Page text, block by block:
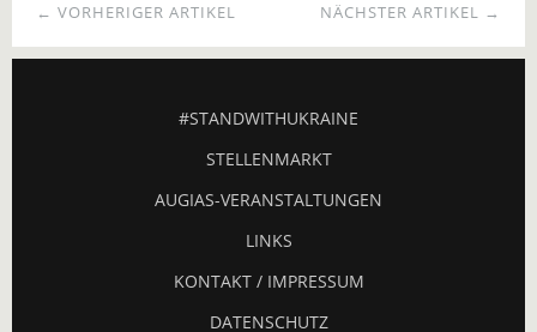
NÄCHSTER ARTIKEL →
← VORHERIGER ARTIKEL
#STANDWITHUKRAINE
STELLENMARKT
AUGIAS-VERANSTALTUNGEN
LINKS
KONTAKT / IMPRESSUM
DATENSCHUTZ